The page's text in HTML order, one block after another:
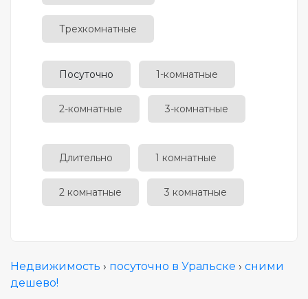
Трехкомнатные
Посуточно 1-комнатные
2-комнатные 3-комнатные
Длительно 1 комнатные
2 комнатные 3 комнатные
Недвижимость › посуточно в Уральске › сними
дешево!